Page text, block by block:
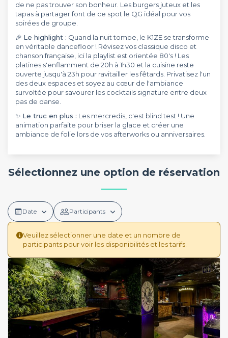
de ne pas trouver son bonheur. Les burgers juteux et les
tapas à partager font de ce spot le QG idéal pour vos
soirées de groupe.
🎉 Le highlight : Quand la nuit tombe, le K1ZE se transforme
en véritable dancefloor ! Révisez vos classique disco et
chanson française, ici la playlist est orientée 80's ! Les
platines s'enflamment de 20h à 1h30 et la cuisine reste
ouverte jusqu'à 23h pour ravitailler les fêtards. Privatisez l'un
des deux espaces et soyez au cœur de l'ambiance
survoltée pour savourer les cocktails signature entre deux
pas de danse.
✨ Le truc en plus : Les mercredis, c'est blind test ! Une
animation parfaite pour briser la glace et créer une
ambiance de folie lors de vos afterworks ou anniversaires.
Sélectionnez une option de réservation
Date Participants
Veuillez sélectionner une date et un nombre de
participants pour voir les disponibilités et les tarifs.